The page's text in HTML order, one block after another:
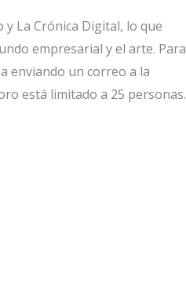
La Crónica Digital, lo que
empresarial y el arte. Para
enviando un correo a la
está limitado a 25 personas.